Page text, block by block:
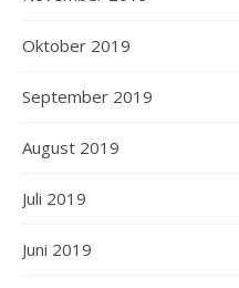
Oktober 2019
September 2019
August 2019
Juli 2019
Juni 2019